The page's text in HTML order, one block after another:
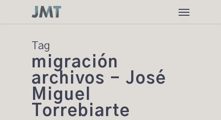
Tag
migración
archivos - José
Miguel
Torrebiarte